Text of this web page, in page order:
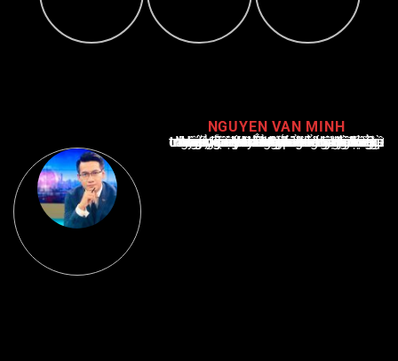
NGUYEN VAN MINH
Nguyễn Văn Minh là một trong những chuyên gia hàng đầu về báo cáo tin tức thể thao tại Việt Nam, với hơn 10 năm hoạt động trong ngành. Ông có kiến thức sâu rộng và kinh nghiệm đáng kể trong việc phân tích và báo cáo về các sự kiện thể thao hàng đầu. Sự hiểu biết sâu sắc của ông về ngành này đã giúp ông xây dựng uy tín và danh tiếng trong cộng đồng báo chí thể thao.